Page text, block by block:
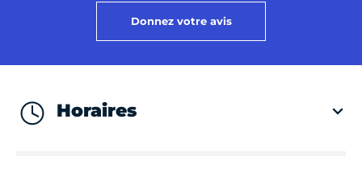
Donnez votre avis
Horaires